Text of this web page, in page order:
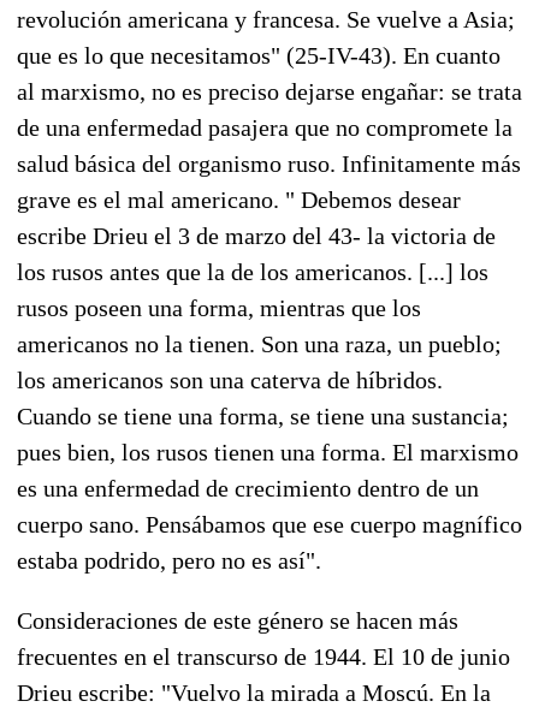
revolución americana y francesa. Se vuelve a Asia;
que es lo que necesitamos" (25-IV-43). En cuanto
al marxismo, no es preciso dejarse engañar: se trata
de una enfermedad pasajera que no compromete la
salud básica del organismo ruso. Infinitamente más
grave es el mal americano. " Debemos desear
escribe Drieu el 3 de marzo del 43- la victoria de
los rusos antes que la de los americanos. [...] los
rusos poseen una forma, mientras que los
americanos no la tienen. Son una raza, un pueblo;
los americanos son una caterva de híbridos.
Cuando se tiene una forma, se tiene una sustancia;
pues bien, los rusos tienen una forma. El marxismo
es una enfermedad de crecimiento dentro de un
cuerpo sano. Pensábamos que ese cuerpo magnífico
estaba podrido, pero no es así".
Consideraciones de este género se hacen más
frecuentes en el transcurso de 1944. El 10 de junio
Drieu escribe: "Vuelvo la mirada a Moscú. En la